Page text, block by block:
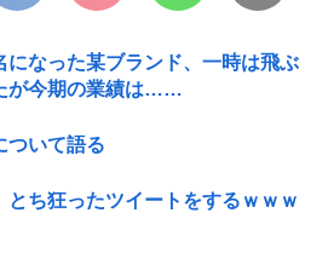
になった某ブランド、一時は飛ぶ
が今期の業績は……
ついて語る
とち狂ったツイートをするｗｗｗ